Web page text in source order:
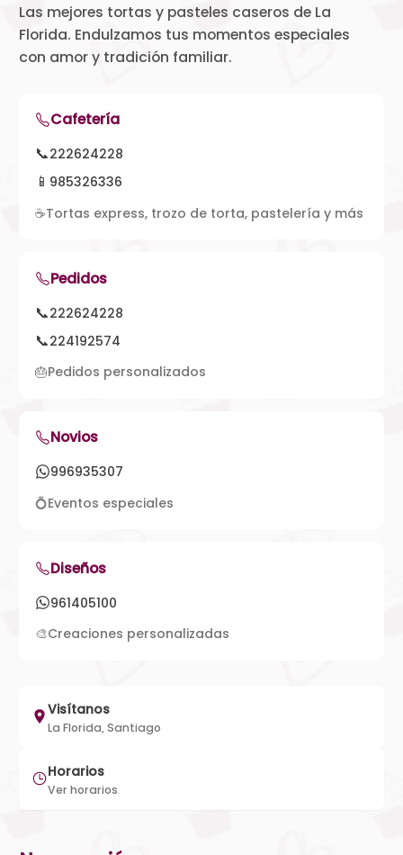
Las mejores tortas y pasteles caseros de La
Florida. Endulzamos tus momentos especiales
con amor y tradición familiar.
Cafetería
📞222624228
📱 985326336
☕Tortas express, trozo de torta, pastelería y más
Pedidos
📞222624228
📞224192574
🎂Pedidos personalizados
Novios
996935307
💍Eventos especiales
Diseños
961405100
🎨Creaciones personalizadas
Visítanos
La Florida, Santiago
Horarios
Ver horarios